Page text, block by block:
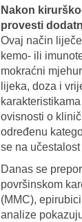
Nakon
provesti
Ovaj način
kemo- ili
mokraćni
lijeka, doza i
ovisnosti o
određenu
se na
Danas se
površinskom
(MMC),
analize